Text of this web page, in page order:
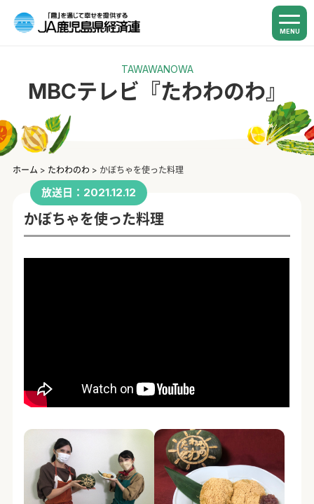
MENU
TAWAWANOWA
MBCテレビ『たわわのわ』
ホーム > たわわのわ > かぼちゃを使った料理
放送日：2021.12.12
かぼちゃを使った料理